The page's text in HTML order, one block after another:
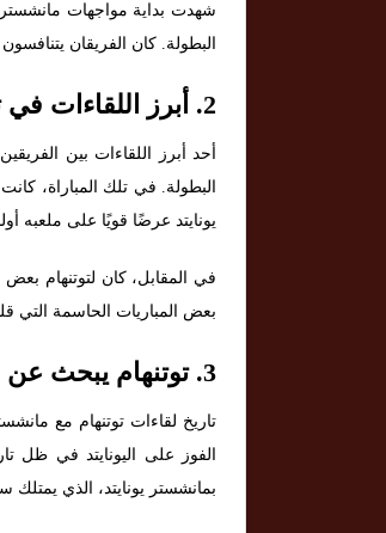
شهدت بداية مواجهات مانشستر
البطولة. كان الفريقان
2. أبرز اللقاءات
يونايتد عرضًا قويًا على ملعبه
في المقابل، كان لتوتنهام
بعض المباريات الحاسمة التي
3. توتنهام يبحث عن
تاريخ لقاءات توتنهام مع
الفوز على اليونايتد في ظل
بمانشستر يونايتد، الذي